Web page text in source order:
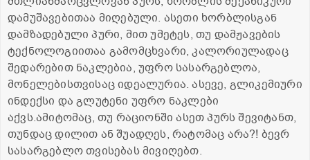
დამუშავებითაა მიღებული. ასეთი ხორბლისგან
დამზადებული პური, მით უმეტეს, თუ დამჟავების
ტექნოლოგიითაა გამომცხვარი, კალორიულადაც
შედარებით ნაკლებია, უფრო სასარგებლოა,
მონელებისთვისაც იდეალურია. ასევე, გლიკემიური
ინდექსი და გლუტენი უფრო ნაკლები
აქვს.ამიტომაც, თუ რაციონში ასეთ პურს შევიტანთ,
თუნდაც დილით ან შუადღეს, რატომაც არა?! ბევრ
სასარგებლო თვისებას მივიღებთ.